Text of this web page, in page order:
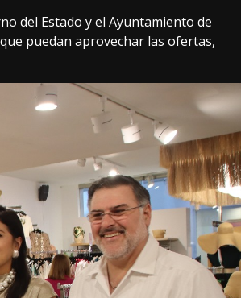
del Estado y el Ayuntamiento de
puedan aprovechar las ofertas,